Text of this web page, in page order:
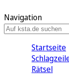
Navigation
Startseite
Rätsel